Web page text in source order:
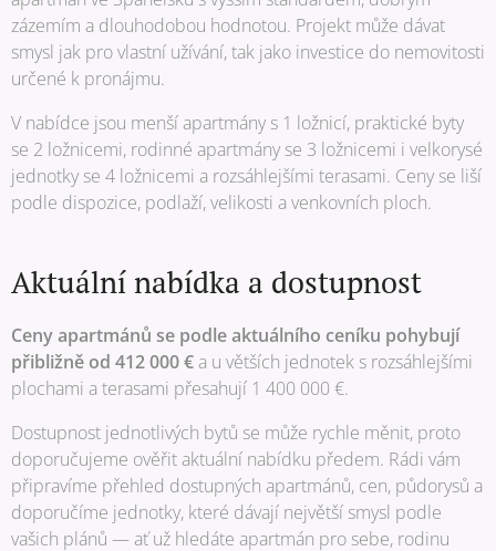
zázemím a dlouhodobou hodnotou. Projekt může dávat
smysl jak pro vlastní užívání, tak jako investice do nemovitosti
určené k pronájmu.
V nabídce jsou menší apartmány s 1 ložnicí, praktické byty
se 2 ložnicemi, rodinné apartmány se 3 ložnicemi i velkorysé
jednotky se 4 ložnicemi a rozsáhlejšími terasami. Ceny se liší
podle dispozice, podlaží, velikosti a venkovních ploch.
Aktuální nabídka a dostupnost
Ceny apartmánů se podle aktuálního ceníku pohybují
přibližně od 412 000 €a u větších jednotek s rozsáhlejšími
plochami a terasami přesahují 1 400 000 €.
Dostupnost jednotlivých bytů se může rychle měnit, proto
doporučujeme ověřit aktuální nabídku předem. Rádi vám
připravíme přehled dostupných apartmánů, cen, půdorysů a
doporučíme jednotky, které dávají největší smysl podle
vašich plánů — ať už hledáte apartmán pro sebe, rodinu